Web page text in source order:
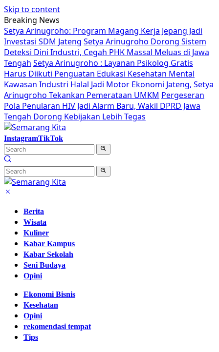
Skip to content
Breaking News
Setya Arinugroho: Program Magang Kerja Jepang Jadi
Investasi SDM Jateng Setya Arinugroho Dorong Sistem
Deteksi Dini Industri, Cegah PHK Massal Meluas di Jawa
Tengah Setya Arinugroho : Layanan Psikolog Gratis
Harus Diikuti Penguatan Edukasi Kesehatan Mental
Kawasan Industri Halal Jadi Motor Ekonomi Jateng, Setya
Arinugroho Tekankan Pemerataan UMKM Pergeseran
Pola Penularan HIV Jadi Alarm Baru, Wakil DPRD Jawa
Tengah Dorong Kebijakan Lebih Tegas
InstagramTikTok
Berita
Wisata
Kuliner
Kabar Kampus
Kabar Sekolah
Seni Budaya
Opini
Ekonomi Bisnis
Kesehatan
Opini
rekomendasi tempat
Tips